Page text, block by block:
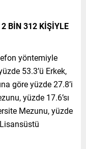
BİN 312 KİŞİYLE
yöntemiyle
53.3’ü Erkek,
göre yüzde 27.8’i
yüzde 17.6’sı
Mezunu, yüzde